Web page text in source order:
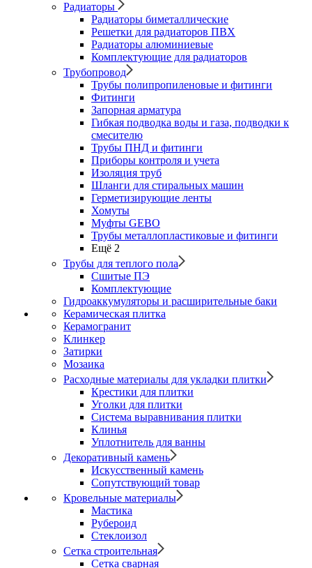
Радиаторы
Радиаторы биметаллические
Решетки для радиаторов ПВХ
Радиаторы алюминиевые
Комплектующие для радиаторов
Трубопровод
Трубы полипропиленовые и фитинги
Фитинги
Запорная арматура
Гибкая подводка воды и газа, подводки к
смесителю
Трубы ПНД и фитинги
Приборы контроля и учета
Изоляция труб
Шланги для стиральных машин
Герметизирующие ленты
Хомуты
Муфты GEBO
Трубы металлопластиковые и фитинги
Ещё 2
Трубы для теплого пола
Сшитые ПЭ
Комплектующие
Гидроаккумуляторы и расширительные баки
Керамическая плитка
Керамогранит
Клинкер
Затирки
Мозаика
Расходные материалы для укладки плитки
Крестики для плитки
Уголки для плитки
Система выравнивания плитки
Клинья
Уплотнитель для ванны
Декоративный камень
Искусственный камень
Сопутствующий товар
Кровельные материалы
Мастика
Рубероид
Стеклоизол
Сетка строительная
Сетка сварная